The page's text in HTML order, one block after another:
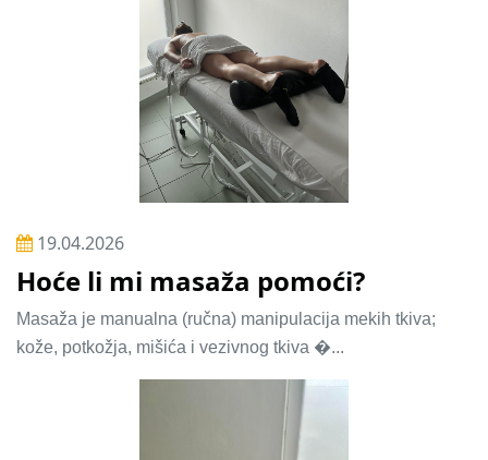
19.04.2026
Hoće li mi masaža pomoći?
Masaža je manualna (ručna) manipulacija mekih tkiva;
kože, potkožja, mišića i vezivnog tkiva �...